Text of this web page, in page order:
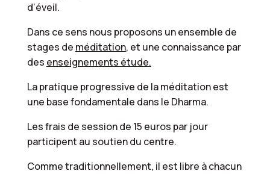
d’éveil.
Dans ce sens nous proposons un ensemble de
stages de méditation, et une connaissance par
des enseignements étude.
La pratique progressive de la méditation est
une base fondamentale dans le Dharma.
Les frais de session de 15 euros par jour
participent au soutien du centre.
Comme traditionnellement, il est libre à chacun